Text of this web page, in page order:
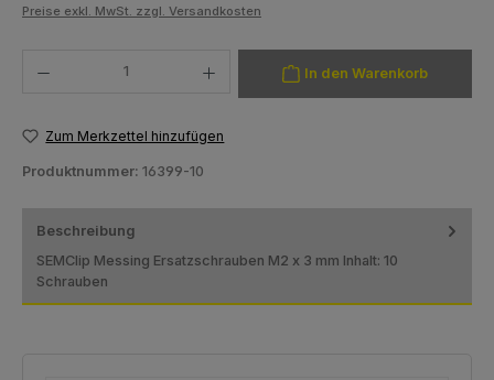
Preise exkl. MwSt. zzgl. Versandkosten
In den Warenkorb
Zum Merkzettel hinzufügen
Produktnummer: 16399-10
Beschreibung
SEMClip Messing Ersatzschrauben M2 x 3 mm Inhalt: 10
Schrauben